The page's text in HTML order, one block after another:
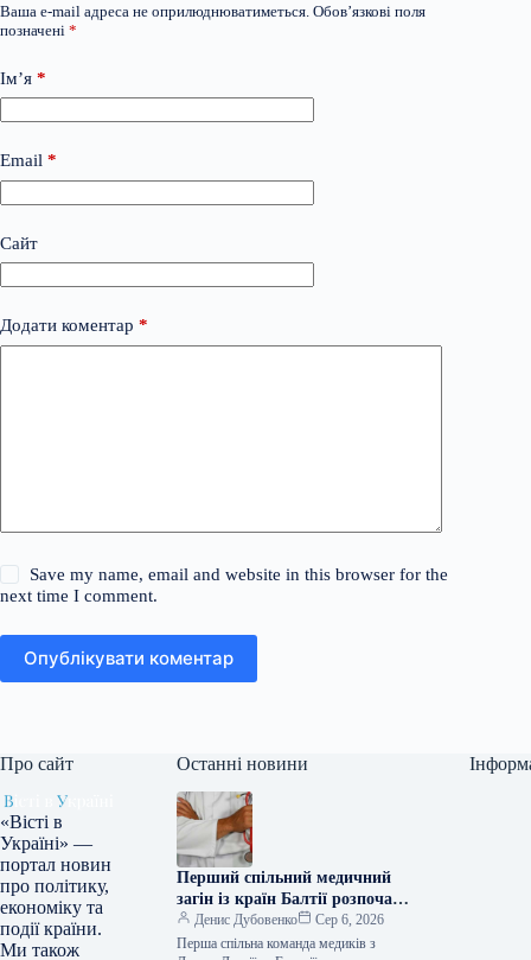
Ваша e-mail адреса не оприлюднюватиметься. Обов’язкові поля
позначені *
Ім’я *
Email *
Сайт
Додати коментар *
Save my name, email and website in this browser for the
next time I comment.
Опублікувати коментар
Про сайт
«Вісті в
Україні» —
портал новин
про політику,
економіку та
події країни.
Ми також
Останні новини
Перший спільний медичний
загін із країн Балтії розпочав
стажування в Україні
Денис Дубовенко
Сер 6, 2026
Перша спільна команда медиків з